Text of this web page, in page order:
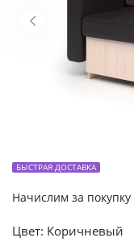
БЫСТРАЯ ДОСТАВКА
Начислим за покупку
Цвет: Коричневый